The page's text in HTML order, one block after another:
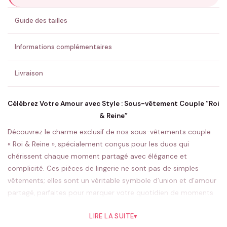
ENVOYER MA DEMANDE ✨
💚 Retour sous 24-48h🇫🇷 Flocage en France✅ Validation avant fabrication
Guide des tailles
Informations complémentaires
Livraison
Célébrez Votre Amour avec Style : Sous-vêtement Couple “Roi
& Reine”
Découvrez le charme exclusif de nos sous-vêtements couple
« Roi & Reine », spécialement conçus pour les duos qui
chérissent chaque moment partagé avec élégance et
complicité. Ces pièces de lingerie ne sont pas de simples
vêtements; elles sont un véritable symbole d’union et d’amour
partagé, parfaites pour marquer votre quotidien de moments
Notre design distinctif célèbre l’individualité tout en honorant
LIRE LA SUITE▾